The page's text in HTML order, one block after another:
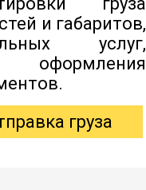
и габаритов,
услуг,
груза